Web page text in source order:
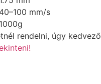
40–100 mm/s
1000g
rendelni, úgy kedvező